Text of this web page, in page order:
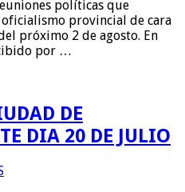
políticas que
provincial de cara
próximo 2 de agosto. En
por …
DE
DIA 20 DE JULIO